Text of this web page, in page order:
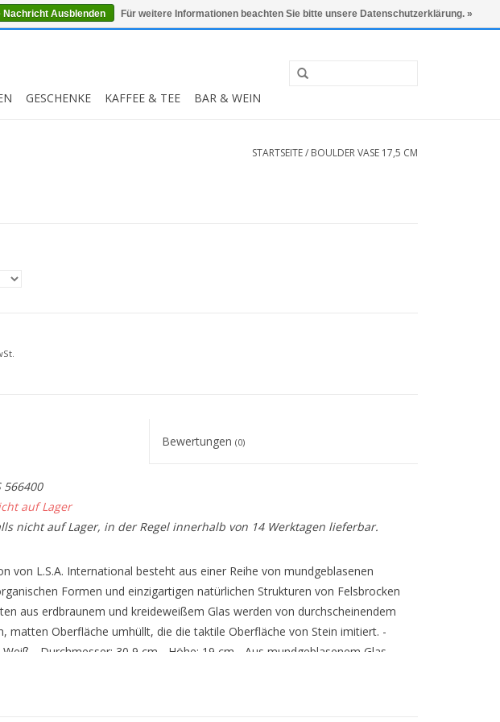
0 Artikel - €0,00 Mein Konto / Kundenkonto anlegen
GESCHENKE KAFFEE & TEE BAR & WEIN
STARTSEITE/ BOULDER VASE 17,5 CM
Bewertungen(0)
566400
auf Lager
nicht auf Lager, in der Regel innerhalb von 14 Werktagen lieferbar.
von L.S.A. International besteht aus einer Reihe von mundgeblasenen
Formen und einzigartigen natürlichen Strukturen von Felsbrocken
aus erdbraunem und kreideweißem Glas werden von durchscheinendem
matten Oberfläche umhüllt, die die taktile Oberfläche von Stein imitiert. -
Weiß - Durchmesser: 30,9 cm - Höhe: 19 cm - Aus mundgeblasenem Glas
Nachricht Ausblenden Für weitere Informationen beachten Sie bitte unsere Datenschutzerklärung. »